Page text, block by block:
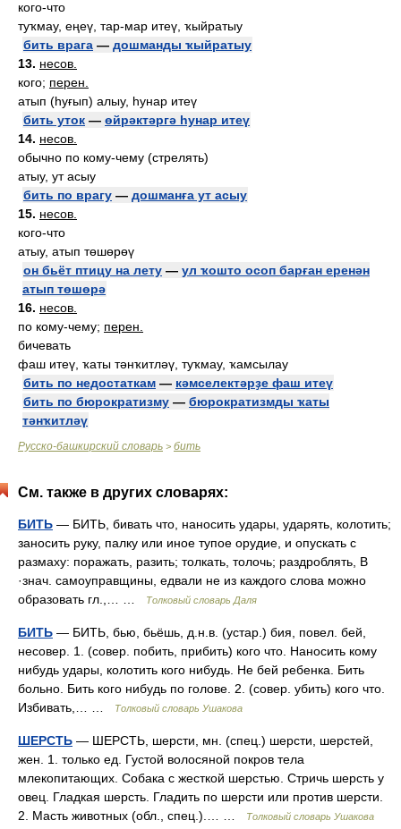
кого-что
туҡмау, еңеү, тар-мар итеү, ҡыйратыу
бить врага — дошманды ҡыйратыу
13. несов.
кого; перен.
атып (һуғып) алыу, һунар итеү
бить уток — өйрәктәргә һунар итеү
14. несов.
обычно по кому-чему (стрелять)
атыу, ут асыу
бить по врагу — дошманға ут асыу
15. несов.
кого-что
атыу, атып төшөрөү
он бьёт птицу на лету — ул ҡошто осоп барған еренән
атып төшөрә
16. несов.
по кому-чему; перен.
бичевать
фаш итеү, ҡаты тәнҡитләү, туҡмау, ҡамсылау
бить по недостаткам — кәмселектәрҙе фаш итеү
бить по бюрократизму — бюрократизмды ҡаты
тәнҡитләү
Русско-башкирский словарь > бить
См. также в других словарях:
БИТЬ — БИТЬ, бивать что, наносить удары, ударять, колотить;
заносить руку, палку или иное тупое орудие, и опускать с
размаху: поражать, разить; толкать, толочь; раздроблять, В
·знач. самоуправщины, едвали не из каждого слова можно
образовать гл.,… …
Толковый словарь Даля
БИТЬ — БИТЬ, бью, бьёшь, д.н.в. (устар.) бия, повел. бей,
несовер. 1. (совер. побить, прибить) кого что. Наносить кому
нибудь удары, колотить кого нибудь. Не бей ребенка. Бить
больно. Бить кого нибудь по голове. 2. (совер. убить) кого что.
Избивать,… …
Толковый словарь Ушакова
ШЕРСТЬ — ШЕРСТЬ, шерсти, мн. (спец.) шерсти, шерстей,
жен. 1. только ед. Густой волосяной покров тела
млекопитающих. Собака с жесткой шерстью. Стричь шерсть у
овец. Гладкая шерсть. Гладить по шерсти или против шерсти.
2. Масть животных (обл., спец.).… …
Толковый словарь Ушакова